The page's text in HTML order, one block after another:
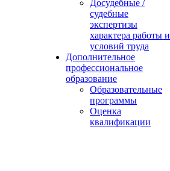
Досудебные /
судебные
экспертизы
характера работы и
условий труда
Дополнительное
профессиональное
образование
Образовательные
программы
Оценка
квалификации